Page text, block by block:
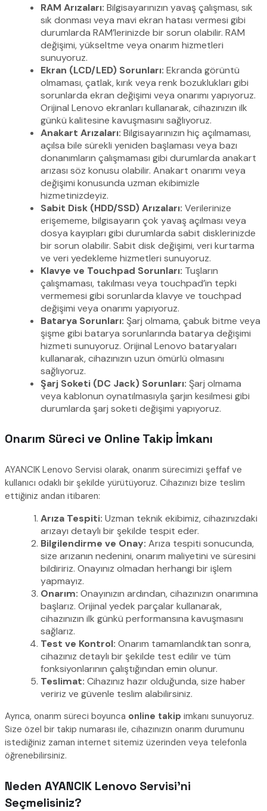
RAM Arızaları: Bilgisayarınızın yavaş çalışması, sık
sık donması veya mavi ekran hatası vermesi gibi
durumlarda RAM’lerinizde bir sorun olabilir. RAM
değişimi, yükseltme veya onarım hizmetleri
sunuyoruz.
Ekran (LCD/LED) Sorunları: Ekranda görüntü
olmaması, çatlak, kırık veya renk bozuklukları gibi
sorunlarda ekran değişimi veya onarımı yapıyoruz.
Orijinal Lenovo ekranları kullanarak, cihazınızın ilk
günkü kalitesine kavuşmasını sağlıyoruz.
Anakart Arızaları: Bilgisayarınızın hiç açılmaması,
açılsa bile sürekli yeniden başlaması veya bazı
donanımların çalışmaması gibi durumlarda anakart
arızası söz konusu olabilir. Anakart onarımı veya
değişimi konusunda uzman ekibimizle
hizmetinizdeyiz.
Sabit Disk (HDD/SSD) Arızaları: Verilerinize
erişememe, bilgisayarın çok yavaş açılması veya
dosya kayıpları gibi durumlarda sabit disklerinizde
bir sorun olabilir. Sabit disk değişimi, veri kurtarma
ve veri yedekleme hizmetleri sunuyoruz.
Klavye ve Touchpad Sorunları: Tuşların
çalışmaması, takılması veya touchpad’in tepki
vermemesi gibi sorunlarda klavye ve touchpad
değişimi veya onarımı yapıyoruz.
Batarya Sorunları: Şarj olmama, çabuk bitme veya
şişme gibi batarya sorunlarında batarya değişimi
hizmeti sunuyoruz. Orijinal Lenovo bataryaları
kullanarak, cihazınızın uzun ömürlü olmasını
sağlıyoruz.
Şarj Soketi (DC Jack) Sorunları: Şarj olmama
veya kablonun oynatılmasıyla şarjın kesilmesi gibi
durumlarda şarj soketi değişimi yapıyoruz.
Onarım Süreci ve Online Takip İmkanı
AYANCIK Lenovo Servisi olarak, onarım sürecimizi şeffaf ve
kullanıcı odaklı bir şekilde yürütüyoruz. Cihazınızı bize teslim
ettiğiniz andan itibaren:
Arıza Tespiti: Uzman teknik ekibimiz, cihazınızdaki
arızayı detaylı bir şekilde tespit eder.
Bilgilendirme ve Onay: Arıza tespiti sonucunda,
size arızanın nedenini, onarım maliyetini ve süresini
bildiririz. Onayınız olmadan herhangi bir işlem
yapmayız.
Onarım: Onayınızın ardından, cihazınızın onarımına
başlarız. Orijinal yedek parçalar kullanarak,
cihazınızın ilk günkü performansına kavuşmasını
sağlarız.
Test ve Kontrol: Onarım tamamlandıktan sonra,
cihazınız detaylı bir şekilde test edilir ve tüm
fonksiyonlarının çalıştığından emin olunur.
Teslimat: Cihazınız hazır olduğunda, size haber
veririz ve güvenle teslim alabilirsiniz.
Ayrıca, onarım süreci boyunca online takip imkanı sunuyoruz.
Size özel bir takip numarası ile, cihazınızın onarım durumunu
istediğiniz zaman internet sitemiz üzerinden veya telefonla
öğrenebilirsiniz.
Neden AYANCIK Lenovo Servisi’ni
Seçmelisiniz?